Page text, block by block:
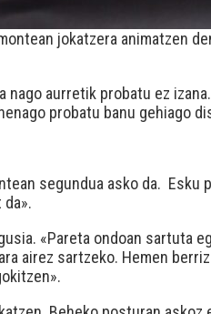
jokatzera animatzen
aurretik probatu ez
probatu banu gehiago
segundua asko da. Esku
«Pareta ondoan sartuta
airez sartzeko. Hemen